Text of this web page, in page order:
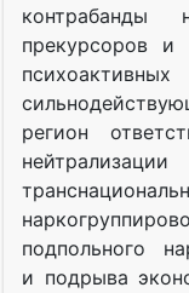
контрабанды
прекурсоров и
регион
подпольного
и подрыва